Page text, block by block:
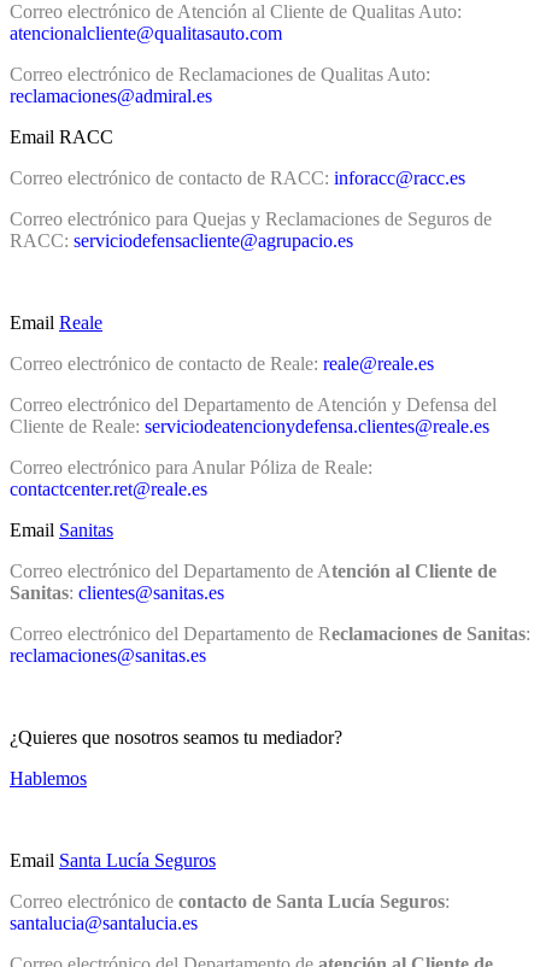
Correo electrónico de Atención al Cliente de Qualitas Auto:
atencionalcliente@qualitasauto.com
Correo electrónico de Reclamaciones de Qualitas Auto:
reclamaciones@admiral.es
Email RACC
Correo electrónico de contacto de RACC: inforacc@racc.es
Correo electrónico para Quejas y Reclamaciones de Seguros de
RACC: serviciodefensacliente@agrupacio.es
Email Reale
Correo electrónico de contacto de Reale: reale@reale.es
Correo electrónico del Departamento de Atención y Defensa del
Cliente de Reale: serviciodeatencionydefensa.clientes@reale.es
Correo electrónico para Anular Póliza de Reale:
contactcenter.ret@reale.es
Email Sanitas
Correo electrónico del Departamento de Atención al Cliente de
Sanitas: clientes@sanitas.es
Correo electrónico del Departamento de Reclamaciones de Sanitas:
reclamaciones@sanitas.es
¿Quieres que nosotros seamos tu mediador?
Hablemos
Email Santa Lucía Seguros
Correo electrónico de contacto de Santa Lucía Seguros:
santalucia@santalucia.es